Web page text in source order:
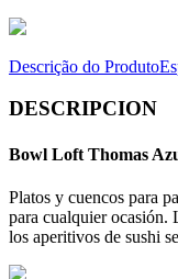
Descrição do Produto
DESCRIPCION
Bowl Loft Thomas
Platos y cuencos para
para cualquier ocasión.
los aperitivos de sushi